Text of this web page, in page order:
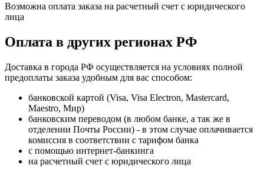
Возможна оплата заказа на расчетный счет с юридического
лица
Оплата в других регионах РФ
Доставка в города РФ осуществляется на условиях полной
предоплаты заказа удобным для вас способом:
банковской картой (Visa, Visa Electron, Mastercard,
Maestro, Мир)
банковским переводом (в любом банке, а так же в
отделении Почты России) - в этом случае оплачивается
комиссия в соответствии с тарифом банка
с помощью интернет-банкинга
на расчетный счет с юридического лица